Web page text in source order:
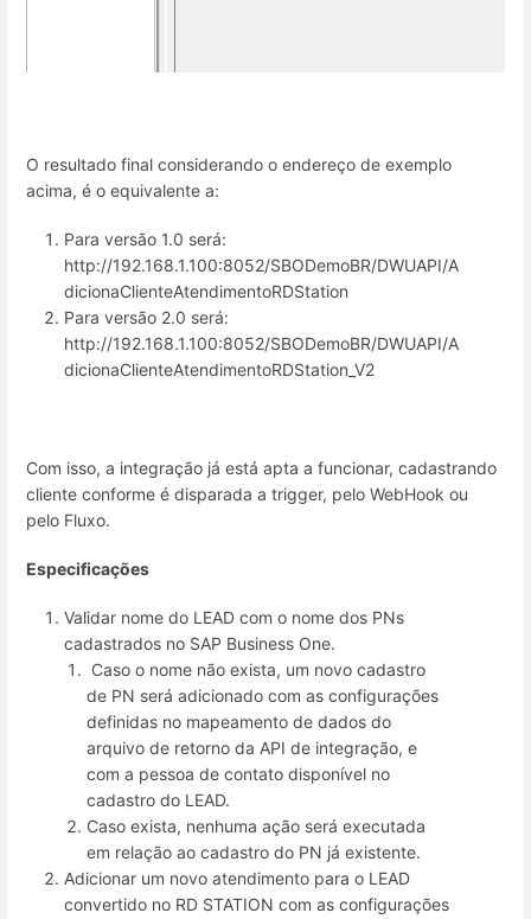
O resultado final considerando o endereço de exemplo
acima, é o equivalente a:
Para versão 1.0 será:
http://192.168.1.100:8052/SBODemoBR/DWUAPI/A
dicionaClienteAtendimentoRDStation
Para versão 2.0 será:
http://192.168.1.100:8052/SBODemoBR/DWUAPI/A
dicionaClienteAtendimentoRDStation_V2
Com isso, a integração já está apta a funcionar, cadastrando
cliente conforme é disparada a trigger, pelo WebHook ou
pelo Fluxo.
Especificações
Validar nome do LEAD com o nome dos PNs
cadastrados no SAP Business One.
Caso o nome não exista, um novo cadastro
de PN será adicionado com as configurações
definidas no mapeamento de dados do
arquivo de retorno da API de integração, e
com a pessoa de contato disponível no
cadastro do LEAD.
Caso exista, nenhuma ação será executada
em relação ao cadastro do PN já existente.
Adicionar um novo atendimento para o LEAD
convertido no RD STATION com as configurações